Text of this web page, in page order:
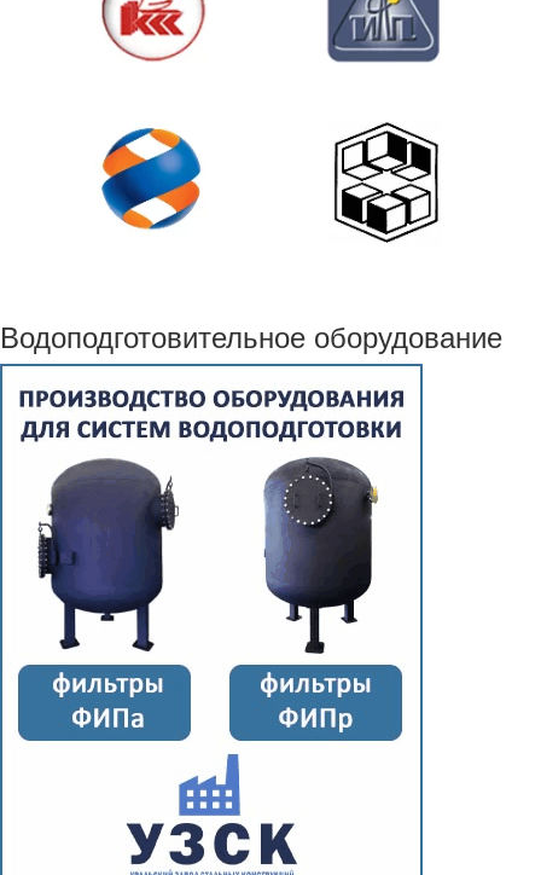
Водоподготовительное оборудование